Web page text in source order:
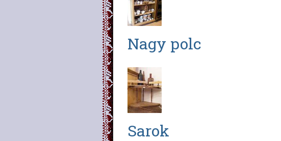
Nagy polc
Sarok